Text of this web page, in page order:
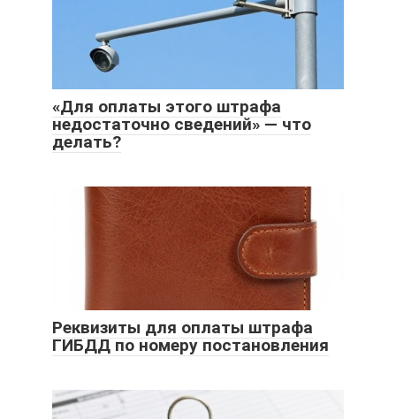
«Для оплаты этого штрафа
недостаточно сведений» — что
делать?
Реквизиты для оплаты штрафа
ГИБДД по номеру постановления